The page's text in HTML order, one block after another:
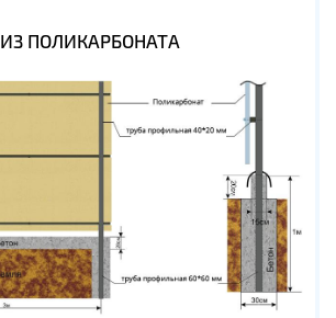
ИЗ ПОЛИКАРБОНАТА